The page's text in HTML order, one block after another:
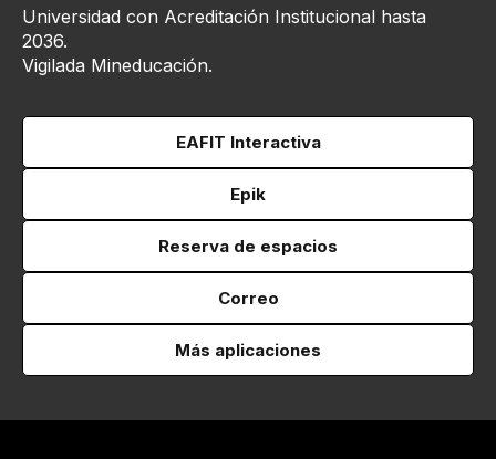
Universidad con Acreditación Institucional hasta
2036.
Vigilada Mineducación.
EAFIT Interactiva
Epik
Reserva de espacios
Correo
Más aplicaciones